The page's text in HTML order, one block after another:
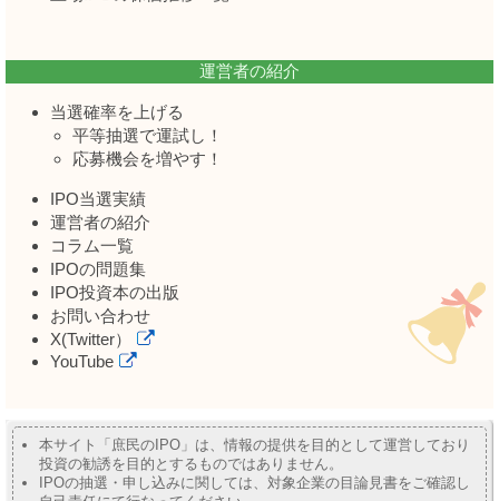
運営者の紹介
当選確率を上げる
平等抽選で運試し！
応募機会を増やす！
IPO当選実績
運営者の紹介
コラム一覧
IPOの問題集
IPO投資本の出版
お問い合わせ
X(Twitter）
YouTube
本サイト「庶民のIPO」は、情報の提供を目的として運営しており
投資の勧誘を目的とするものではありません。
IPOの抽選・申し込みに関しては、対象企業の目論見書をご確認し